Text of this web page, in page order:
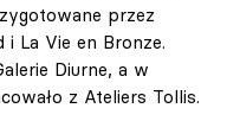
przez
La Vie en Bronze.
Diurne, a w
z Ateliers Tollis.